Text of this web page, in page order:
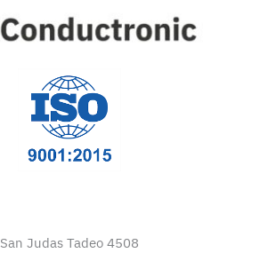
San Judas Tadeo 4508